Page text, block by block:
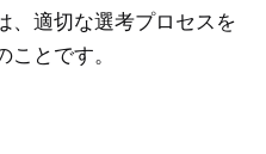
、適切な選考プロセスを
とです。